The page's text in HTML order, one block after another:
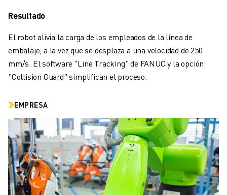
FANUC ACADEMY
SOLUCIONES EDUCATIVAS
WORLDSKILLS Y JÓVENES TALENTOS
EVENTOS EDUCATIVOS
NOTICIAS Y MEDIOS DE COMUNICACIÓN
EVENTOS
EVENTOS EDUCATIVOS
SOBRE FANUC
SOBRE FANUC
FANUC EN EUROPA
NUESTRAS SEDES
SOSTENIBILIDAD
Resultado
El robot alivia la carga de los empleados de la línea de
embalaje, a la vez que se desplaza a una velocidad de 250
mm/s. El software "Line Tracking" de FANUC y la opción
"Collision Guard" simplifican el proceso.
EMPRESA